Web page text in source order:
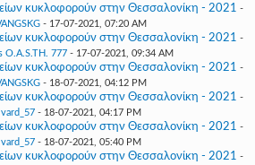
κυκλοφορούν στην Θεσσαλονίκη - 2021 -
- 17-07-2021, 07:20 AM
κυκλοφορούν στην Θεσσαλονίκη - 2021 -
O.A.S.TH. 777- 17-07-2021, 09:34 AM
κυκλοφορούν στην Θεσσαλονίκη - 2021 -
- 18-07-2021, 04:12 PM
κυκλοφορούν στην Θεσσαλονίκη - 2021 -
vard_57- 18-07-2021, 04:17 PM
κυκλοφορούν στην Θεσσαλονίκη - 2021 -
vard_57- 18-07-2021, 05:40 PM
κυκλοφορούν στην Θεσσαλονίκη - 2021 -